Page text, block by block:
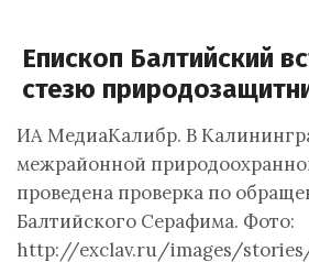
Епископ Балтийский
стезю
ИА МедиаКалибр. В
межрайонной
проведена проверка по
Балтийского Серафима. Фото:
http://exclav.ru/images/